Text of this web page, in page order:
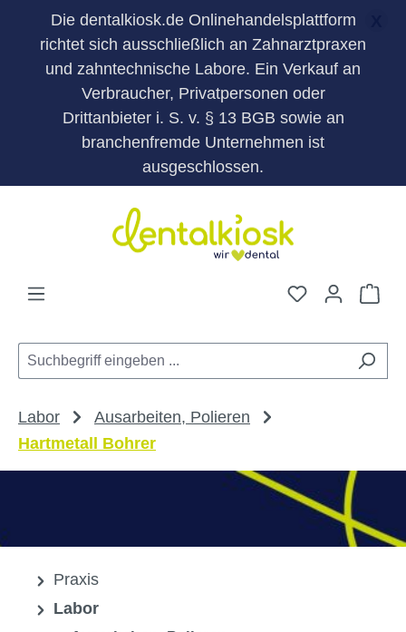
Die dentalkiosk.de Onlinehandelsplattform
richtet sich ausschließlich an Zahnarztpraxen
und zahntechnische Labore. Ein Verkauf an
Verbraucher, Privatpersonen oder
Drittanbieter i. S. v. § 13 BGB sowie an
branchenfremde Unternehmen ist
ausgeschlossen.
Zum Hauptinhalt springen
Du hast 0
Labor
Ausarbeiten, Polieren
Hartmetall Bohrer
Praxis
Labor